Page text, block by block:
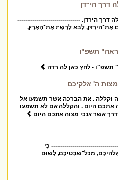
דרך הירדן
דרך הירדן. --------------------------------
אֶת־הַיַּרְדֵּן, לָבֹא לָרֶשֶׁת אֶת־הָאָרֶץ,
תשפ"ו
תשפ"ו - לחץ כאן להורדה
ה' אלקיכם
וקללה . את הברכה אשר תשמעו אל
אתכם היום . והקללה אם לא תשמעו
אשר אנכי מצוה אתכם היום
כִּי
מִכָּל־שִׁבְטֵיכֶם, לָשׂוּם